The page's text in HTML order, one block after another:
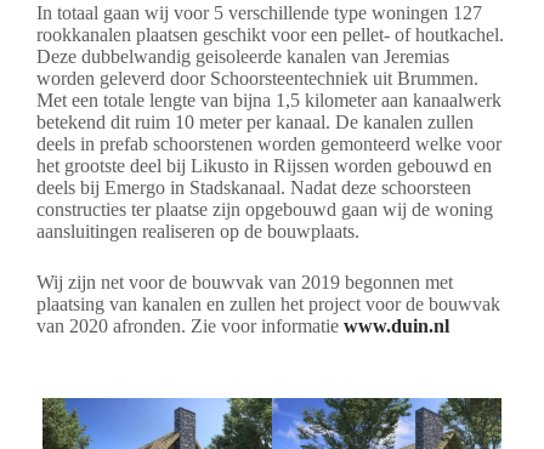
In totaal gaan wij voor 5 verschillende type woningen 127
rookkanalen plaatsen geschikt voor een pellet- of houtkachel.
Deze dubbelwandig geisoleerde kanalen van Jeremias
worden geleverd door Schoorsteentechniek uit Brummen.
Met een totale lengte van bijna 1,5 kilometer aan kanaalwerk
betekend dit ruim 10 meter per kanaal. De kanalen zullen
deels in prefab schoorstenen worden gemonteerd welke voor
het grootste deel bij Likusto in Rijssen worden gebouwd en
deels bij Emergo in Stadskanaal. Nadat deze schoorsteen
constructies ter plaatse zijn opgebouwd gaan wij de woning
aansluitingen realiseren op de bouwplaats.
Wij zijn net voor de bouwvak van 2019 begonnen met
plaatsing van kanalen en zullen het project voor de bouwvak
van 2020 afronden. Zie voor informatie www.duin.nl